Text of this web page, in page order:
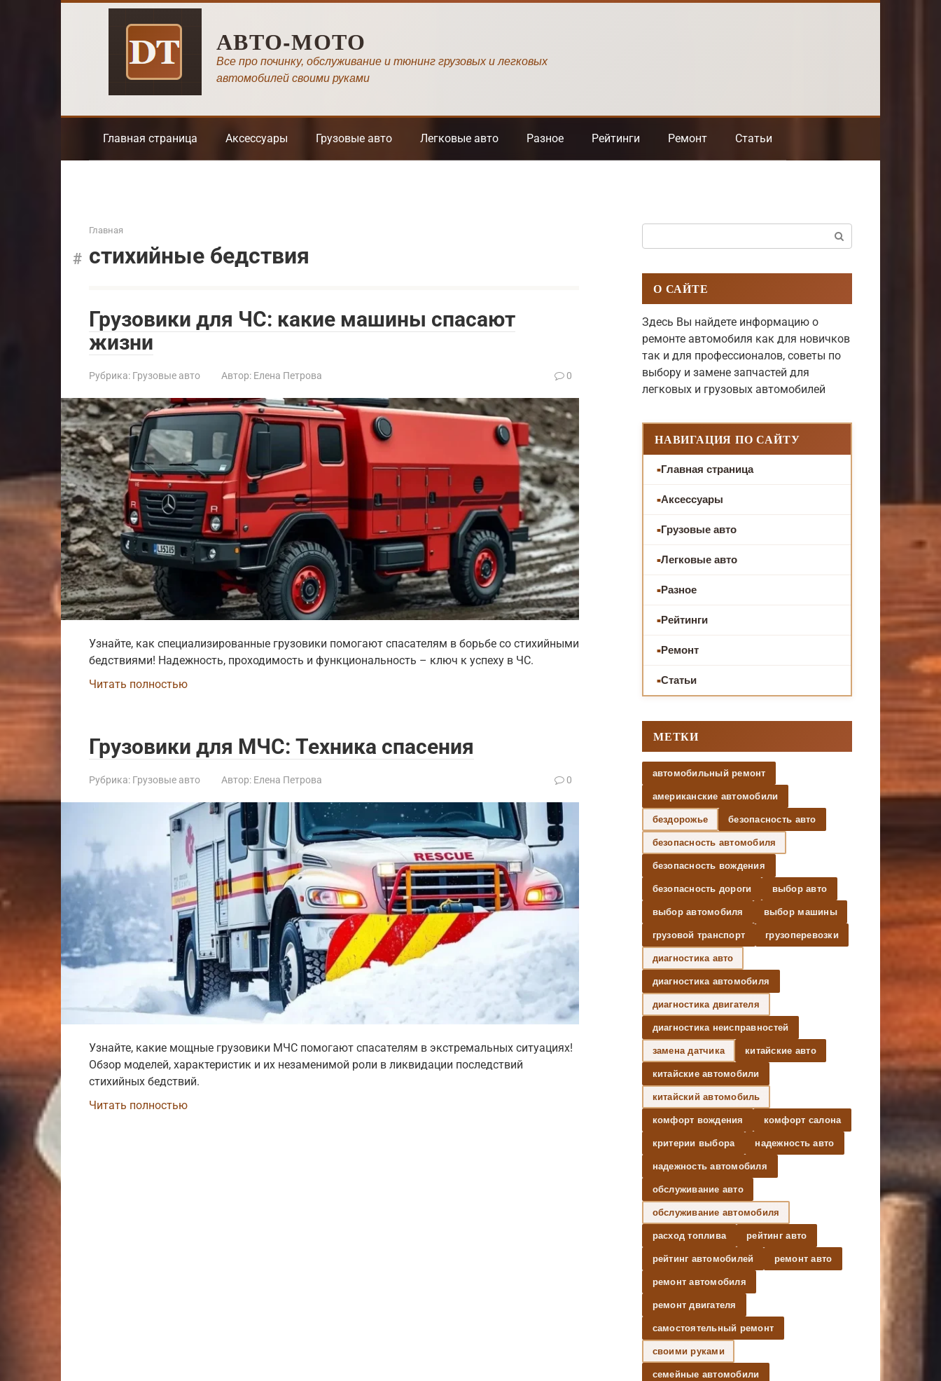
АВТО-МОТО
Все про починку, обслуживание и тюнинг грузовых и легковых
автомобилей своими руками
Главная страница Аксессуары Грузовые авто Легковые авто Разное Рейтинги Ремонт Статьи
Главная
стихийные бедствия
Грузовики для ЧС: какие машины спасают
жизни
Рубрика: Грузовые авто Автор: Елена Петрова 0
Узнайте, как специализированные грузовики помогают спасателям в борьбе со стихийными
бедствиями! Надежность, проходимость и функциональность – ключ к успеху в ЧС.
Читать полностью
Грузовики для МЧС: Техника спасения
Рубрика: Грузовые авто Автор: Елена Петрова 0
Узнайте, какие мощные грузовики МЧС помогают спасателям в экстремальных ситуациях!
Обзор моделей, характеристик и их незаменимой роли в ликвидации последствий
стихийных бедствий.
Читать полностью
О САЙТЕ
Здесь Вы найдете информацию о
ремонте автомобиля как для новичков
так и для профессионалов, советы по
выбору и замене запчастей для
легковых и грузовых автомобилей
НАВИГАЦИЯ ПО САЙТУ
Главная страница
Аксессуары
Грузовые авто
Легковые авто
Разное
Рейтинги
Ремонт
Статьи
МЕТКИ
автомобильный ремонт
американские автомобили
бездорожье безопасность авто
безопасность автомобиля
безопасность вождения
безопасность дороги выбор авто
выбор автомобиля выбор машины
грузовой транспорт грузоперевозки
диагностика авто
диагностика автомобиля
диагностика двигателя
диагностика неисправностей
замена датчика китайские авто
китайские автомобили
китайский автомобиль
комфорт вождения комфорт салона
критерии выбора надежность авто
надежность автомобиля
обслуживание авто
обслуживание автомобиля
расход топлива рейтинг авто
рейтинг автомобилей ремонт авто
ремонт автомобиля
ремонт двигателя
самостоятельный ремонт
своими руками
семейные автомобили